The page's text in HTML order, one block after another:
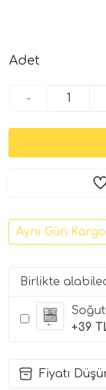
Adet
-
Aynı Gün Kargo
Birlikte
+39
Fiyatı